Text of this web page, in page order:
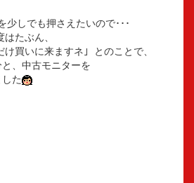
少しでも押さえたいので･･･
たぶん、
買いに来ますネ｣ とのことで、
、中古モニターを
た